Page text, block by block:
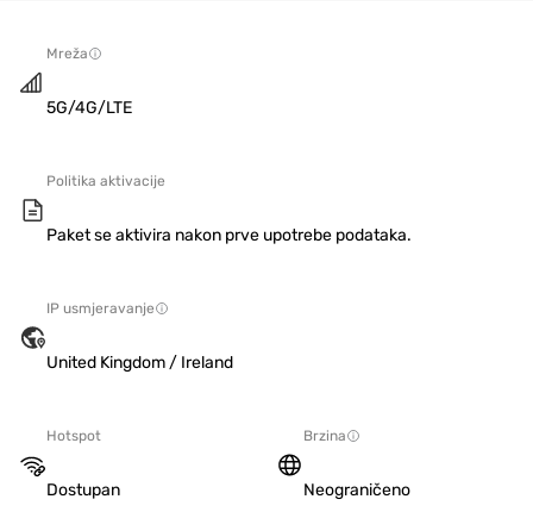
Mreža
5G/4G/LTE
Politika aktivacije
Paket se aktivira nakon prve upotrebe podataka.
IP usmjeravanje
United Kingdom / Ireland
Hotspot
Dostupan
Brzina
Neograničeno